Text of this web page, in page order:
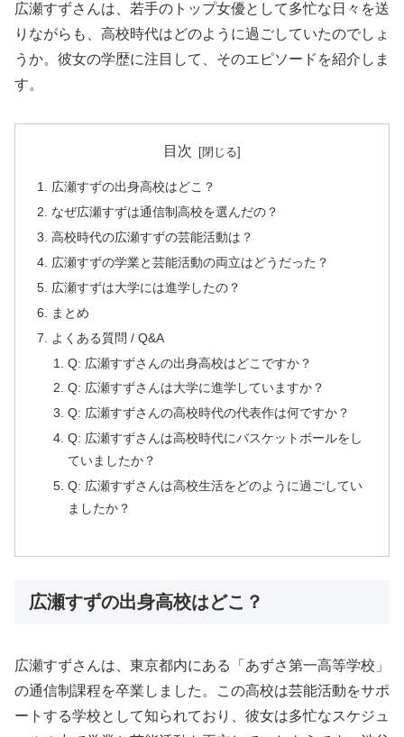
広瀬すずさんは、若手のトップ女優として多忙な日々を送
りながらも、高校時代はどのように過ごしていたのでしょ
うか。彼女の学歴に注目して、そのエピソードを紹介しま
す。
目次
広瀬すずの出身高校はどこ？
なぜ広瀬すずは通信制高校を選んだの？
高校時代の広瀬すずの芸能活動は？
広瀬すずの学業と芸能活動の両立はどうだった？
広瀬すずは大学には進学したの？
まとめ
よくある質問 / Q&A
Q: 広瀬すずさんの出身高校はどこですか？
Q: 広瀬すずさんは大学に進学していますか？
Q: 広瀬すずさんの高校時代の代表作は何ですか？
Q: 広瀬すずさんは高校時代にバスケットボールをし
ていましたか？
Q: 広瀬すずさんは高校生活をどのように過ごしてい
ましたか？
広瀬すずの出身高校はどこ？
広瀬すずさんは、東京都内にある「あずさ第一高等学校」
の通信制課程を卒業しました。この高校は芸能活動をサポ
ートする学校として知られており、彼女は多忙なスケジュ